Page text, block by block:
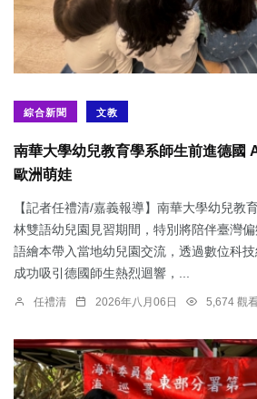
綜合新聞 文教
南華大學幼兒教育學系師生前進德國
歐洲萌娃
【記者任禮清/嘉義報導】南華大學幼兒教
林雙語幼兒園見習期間，特別將陪伴臺灣
語繪本帶入當地幼兒園交流，透過數位科技
成功吸引德國師生熱烈迴響，...
任禮清 2026年八月06日 5,674 觀